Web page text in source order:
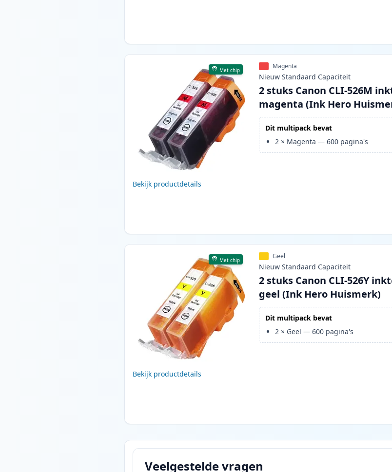
Met chip
Bekijk productdetails
Magenta
Nieuw Standaard Capaciteit
2 stuks Canon CLI-526M
magenta (Ink Hero
Dit multipack bevat
2 × Magenta —600 pagina's
Met chip
Bekijk productdetails
Geel
Nieuw Standaard Capaciteit
2 stuks Canon CLI-526Y
geel (Ink Hero Huismerk)
Dit multipack bevat
2 × Geel —600 pagina's
Veelgestelde vragen